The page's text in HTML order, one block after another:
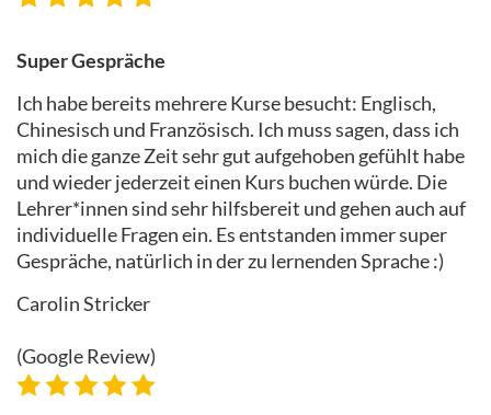
Super Gespräche
Ich habe bereits mehrere Kurse besucht: Englisch,
Chinesisch und Französisch. Ich muss sagen, dass ich
mich die ganze Zeit sehr gut aufgehoben gefühlt habe
und wieder jederzeit einen Kurs buchen würde. Die
Lehrer*innen sind sehr hilfsbereit und gehen auch auf
individuelle Fragen ein. Es entstanden immer super
Gespräche, natürlich in der zu lernenden Sprache :)
Carolin Stricker
(Google Review)